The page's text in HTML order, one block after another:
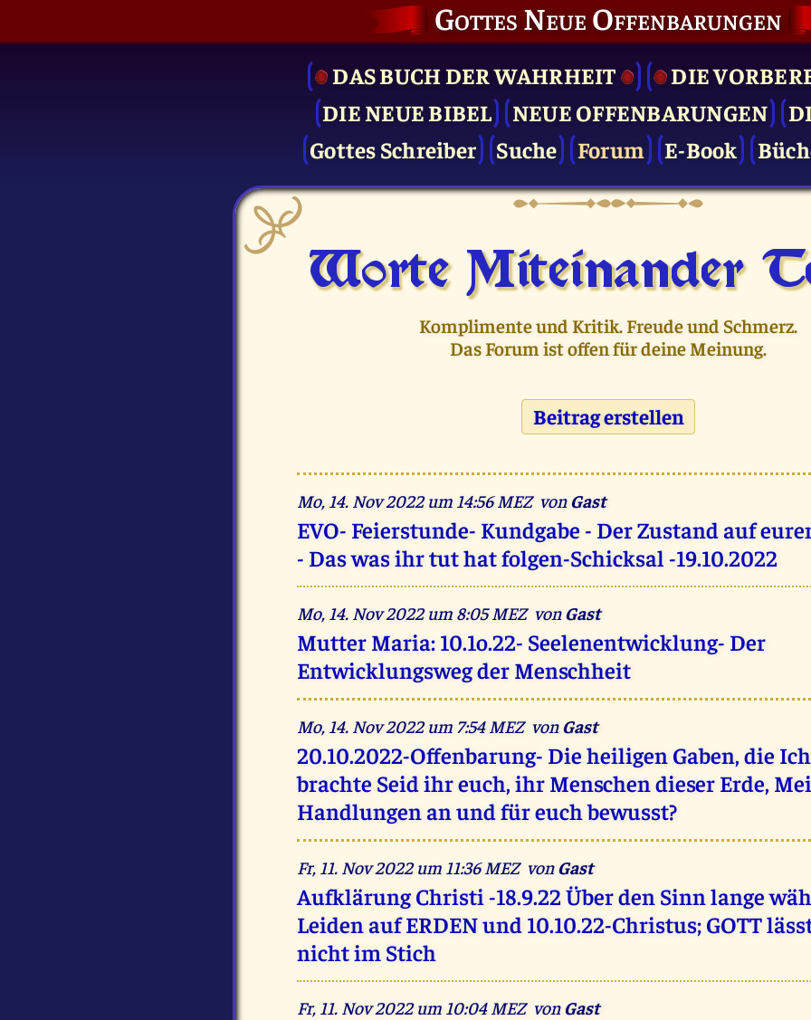
Gottes Neue Offenbarungen
DAS BUCH DER WAHRHEIT
DIE
DIE NEUE BIBEL
NEUE OFFENBARUNGEN
Gottes Schreiber
Suche Forum E-Book
Worte Miteinander
Komplimente und Kritik. Freude und Schmerz.
Das Forum ist offen für deine Meinung.
Beitrag erstellen
Mo, 14. Nov 2022 um 14:56 MEZ vonGast
EVO- Feierstunde- Kundgabe - Der Zustand auf
- Das was ihr tut hat folgen-Schicksal -19.10.2022
Mo, 14. Nov 2022 um 8:05 MEZ vonGast
Mutter Maria: 10.1o.22- Seelenentwicklung- Der
Entwicklungsweg der Menschheit
Mo, 14. Nov 2022 um 7:54 MEZ vonGast
20.10.2022-Offenbarung- Die heiligen Gaben, die
brachte Seid ihr euch, ihr Menschen dieser Erde,
Handlungen an und für euch bewusst?
Fr, 11. Nov 2022 um 11:36 MEZ vonGast
Aufklärung Christi -18.9.22 Über den Sinn lange
Leiden auf ERDEN und 10.10.22-Christus; GOTT
nicht im Stich
Fr, 11. Nov 2022 um 10:04 MEZ vonGast